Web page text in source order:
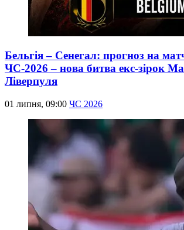
Бельгія – Сенегал: прогноз на
ЧС-2026 – нова битва екс-зірок
Ліверпуля
01 липня, 09:00 ЧС 2026